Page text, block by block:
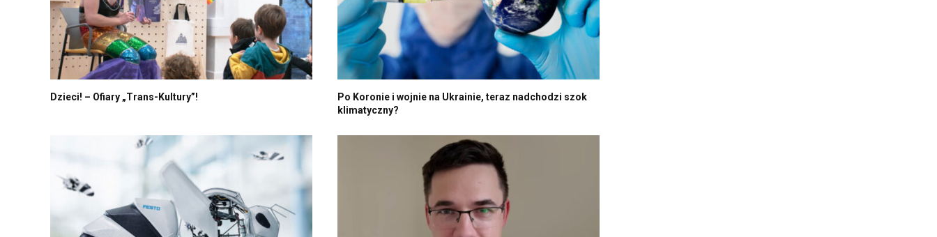
Dzieci! – Ofiary „Trans-Kultury”!
Po Koronie i wojnie na Ukrainie, teraz nadchodzi szok
klimatyczny?